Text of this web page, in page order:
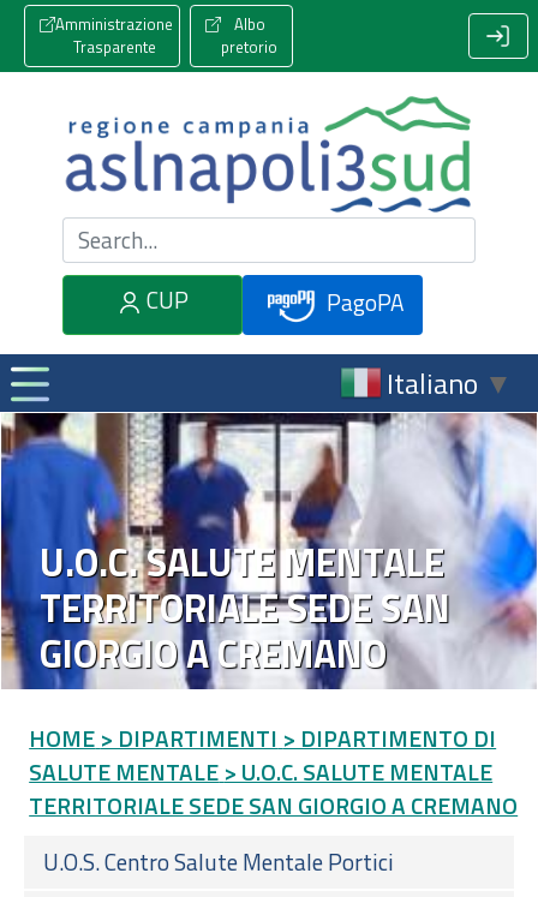
Amministrazione
Trasparente
Albo
pretorio
Cerca nel sito
CUP
PagoPA
Italiano ▼
U.O.C. SALUTE MENTALE
TERRITORIALE SEDE SAN
GIORGIO A CREMANO
HOME > DIPARTIMENTI > DIPARTIMENTO DI
SALUTE MENTALE > U.O.C. SALUTE MENTALE
TERRITORIALE SEDE SAN GIORGIO A CREMANO
U.O.S. Centro Salute Mentale Portici